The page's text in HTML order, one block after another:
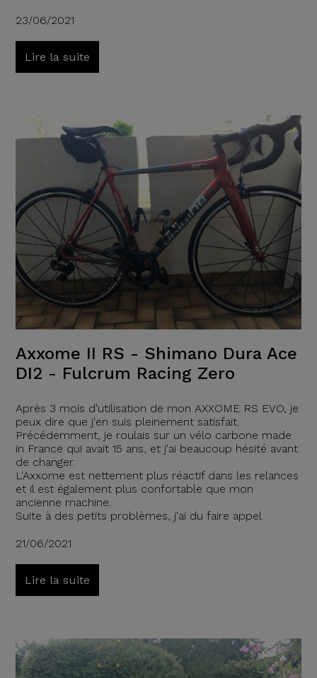
23/06/2021
Lire la suite
Axxome II RS - Shimano Dura Ace
DI2 - Fulcrum Racing Zero
Après 3 mois d'utilisation de mon AXXOME RS EVO, je
peux dire que j'en suis pleinement satisfait.
Précédemment, je roulais sur un vélo carbone made
in France qui avait 15 ans, et j'ai beaucoup hésité avant
de changer.
L'Axxome est nettement plus réactif dans les relances
et il est également plus confortable que mon
ancienne machine.
Suite à des petits problèmes, j'ai du faire appel
21/06/2021
Lire la suite